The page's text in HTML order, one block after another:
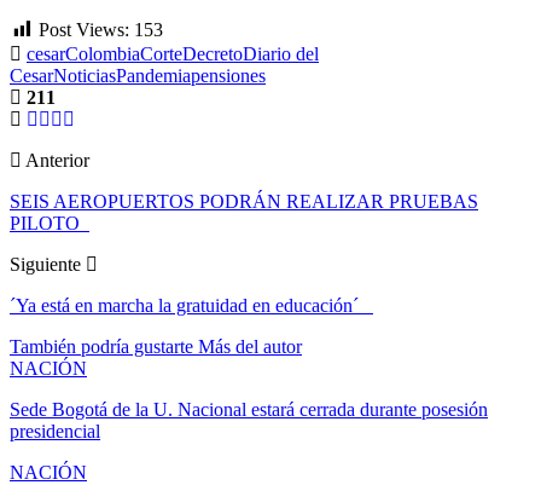
Post Views: 153
cesarColombiaCorteDecretoDiario del
CesarNoticiasPandemiapensiones
211
Anterior
SEIS AEROPUERTOS PODRÁN REALIZAR PRUEBAS
PILOTO
Siguiente
´Ya está en marcha la gratuidad en educación´
También podría gustarte Más del autor
NACIÓN
Sede Bogotá de la U. Nacional estará cerrada durante posesión
presidencial
NACIÓN